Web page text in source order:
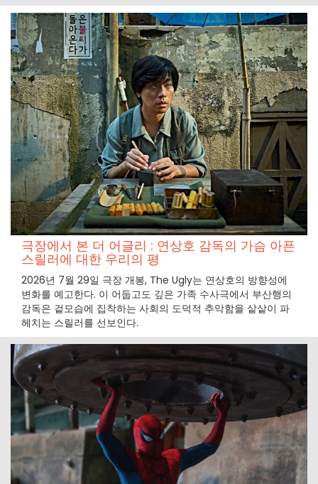
극장에서 본 더 어글리 : 연상호 감독의 가슴 아픈
스릴러에 대한 우리의 평
2026년 7월 29일 극장 개봉, The Ugly는 연상호의 방향성에
변화를 예고한다. 이 어둡고도 깊은 가족 수사극에서 부산행의
감독은 겉모습에 집착하는 사회의 도덕적 추악함을 샅샅이 파
헤치는 스릴러를 선보인다.